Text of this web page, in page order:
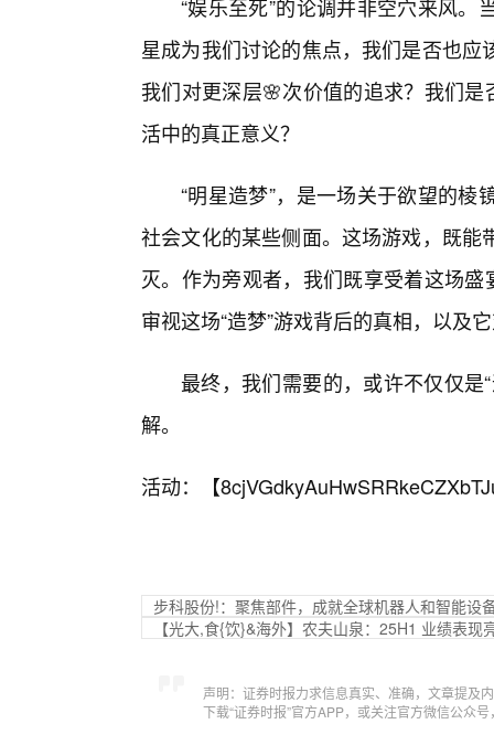
“娱乐至死”的论调并非空穴来风
星成为我们讨论的焦点，我们是否也
我们对更深层🌸次价值的追求？我们
活中的真正意义？
“明星造梦”，是一场关于欲望的
社会文化的某些侧面。这场游戏，既
灭。作为旁观者，我们既享受着这场
审视这场“造梦”游戏背后的真相，以及
最终，我们需要的，或许不仅仅是
解。
活动：【
步科股份!：聚焦部件，成就全球机器人和智能设
【光大,食{饮}&海外】农夫山泉：25H1 业绩表现
声明：证券时报力求信息真实、准确，文章提及
下载“证券时报”官方APP，或关注官方微信公众